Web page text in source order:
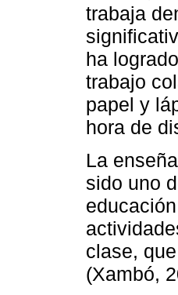
trabaja
ha
trabajo
papel y
hora de
La
sido uno
clase,
(Xambó,